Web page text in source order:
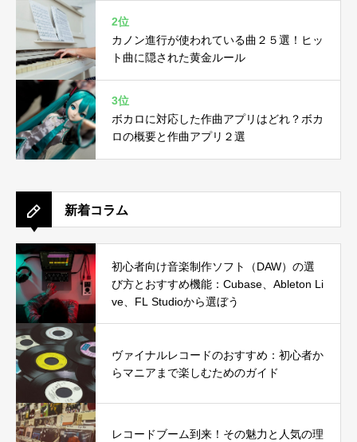
2位
カノン進行が使われている曲２５選！ヒッ
ト曲に隠された黄金ルール
3位
ボカロに対応した作曲アプリはどれ？ボカ
ロの概要と作曲アプリ２選
新着コラム
初心者向け音楽制作ソフト（DAW）の選
び方とおすすめ機能：Cubase、Ableton Li
ve、FL Studioから選ぼう
ヴァイナルレコードのおすすめ：初心者か
らマニアまで楽しむためのガイド
レコードブーム到来！その魅力と人気の理